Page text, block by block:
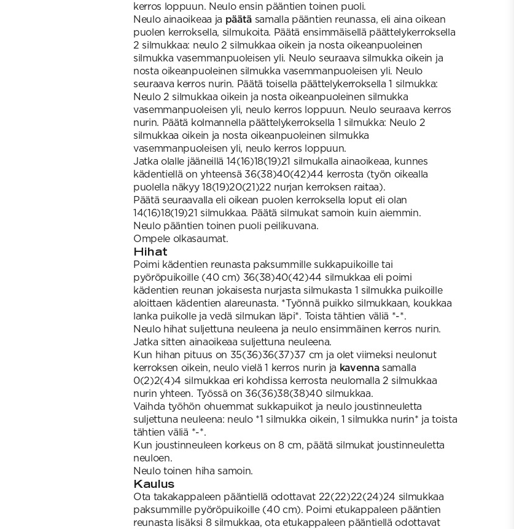
kerros loppuun. Neulo ensin pääntien toinen puoli.
Neulo ainaoikeaa ja päätä samalla pääntien reunassa, eli aina oikean
puolen kerroksella, silmukoita. Päätä ensimmäisellä päättelykerroksella
2 silmukkaa: neulo 2 silmukkaa oikein ja nosta oikeanpuoleinen
silmukka vasemmanpuoleisen yli. Neulo seuraava silmukka oikein ja
nosta oikeanpuoleinen silmukka vasemmanpuoleisen yli. Neulo
seuraava kerros nurin. Päätä toisella päättelykerroksella 1 silmukka:
Neulo 2 silmukkaa oikein ja nosta oikeanpuoleinen silmukka
vasemmanpuoleisen yli, neulo kerros loppuun. Neulo seuraava kerros
nurin. Päätä kolmannella päättelykerroksella 1 silmukka: Neulo 2
silmukkaa oikein ja nosta oikeanpuoleinen silmukka
vasemmanpuoleisen yli, neulo kerros loppuun.
Jatka olalle jääneillä 14(16)18(19)21 silmukalla ainaoikeaa, kunnes
kädentiellä on yhteensä 36(38)40(42)44 kerrosta (työn oikealla
puolella näkyy 18(19)20(21)22 nurjan kerroksen raitaa).
Päätä seuraavalla eli oikean puolen kerroksella loput eli olan
14(16)18(19)21 silmukkaa. Päätä silmukat samoin kuin aiemmin.
Neulo pääntien toinen puoli peilikuvana.
Ompele olkasaumat.
Hihat
Poimi kädentien reunasta paksummille sukkapuikoille tai
pyöröpuikoille (40 cm) 36(38)40(42)44 silmukkaa eli poimi
kädentien reunan jokaisesta nurjasta silmukasta 1 silmukka puikoille
aloittaen kädentien alareunasta. *Työnnä puikko silmukkaan, koukkaa
lanka puikolle ja vedä silmukan läpi*. Toista tähtien väliä *-*.
Neulo hihat suljettuna neuleena ja neulo ensimmäinen kerros nurin.
Jatka sitten ainaoikeaa suljettuna neuleena.
Kun hihan pituus on 35(36)36(37)37 cm ja olet viimeksi neulonut
kerroksen oikein, neulo vielä 1 kerros nurin ja kavenna samalla
0(2)2(4)4 silmukkaa eri kohdissa kerrosta neulomalla 2 silmukkaa
nurin yhteen. Työssä on 36(36)38(38)40 silmukkaa.
Vaihda työhön ohuemmat sukkapuikot ja neulo joustinneuletta
suljettuna neuleena: neulo *1 silmukka oikein, 1 silmukka nurin* ja toista
tähtien väliä *-*.
Kun joustinneuleen korkeus on 8 cm, päätä silmukat joustinneuletta
neuloen.
Neulo toinen hiha samoin.
Kaulus
Ota takakappaleen pääntiellä odottavat 22(22)22(24)24 silmukkaa
paksummille pyöröpuikoille (40 cm). Poimi etukappaleen pääntien
reunasta lisäksi 8 silmukkaa, ota etukappaleen pääntiellä odottavat